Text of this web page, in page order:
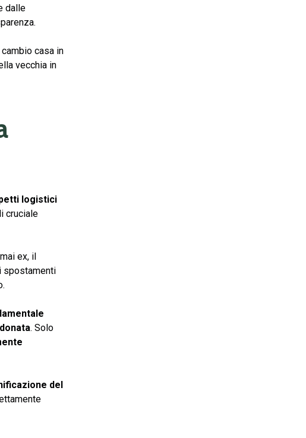
dalle
casa in
vecchia in
logistici
cruciale
ex, il
spostamenti
. Solo
del